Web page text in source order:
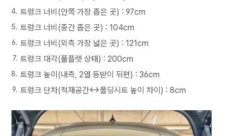
트렁크 너비(안쪽 가장 좁은 곳) : 97cm
트렁크 너비(중간 좁은 곳) : 104cm
트렁크 너비(외측 가장 넓은 곳) : 121cm
트렁크 대각(풀플랫 상태) : 200cm
트렁크 높이(내측, 2열 등받이 뒤편) : 36cm
트렁크 단차(적재공간↔폴딩시트 높이 차이) : 8cm